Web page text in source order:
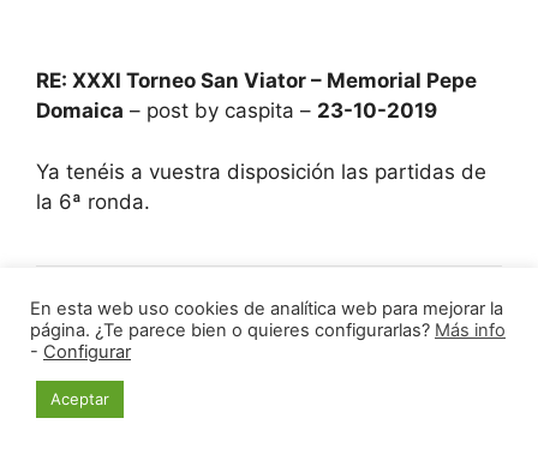
RE: XXXI Torneo San Viator – Memorial Pepe
Domaica – post by caspita – 23-10-2019
Ya tenéis a vuestra disposición las partidas de
la 6ª ronda.
RE: XXXI Torneo San Viator – Memorial Pepe
Domaica
En esta web uso cookies de analítica web para mejorar la
página. ¿Te parece bien o quieres configurarlas? Más info
- Configurar
Aceptar